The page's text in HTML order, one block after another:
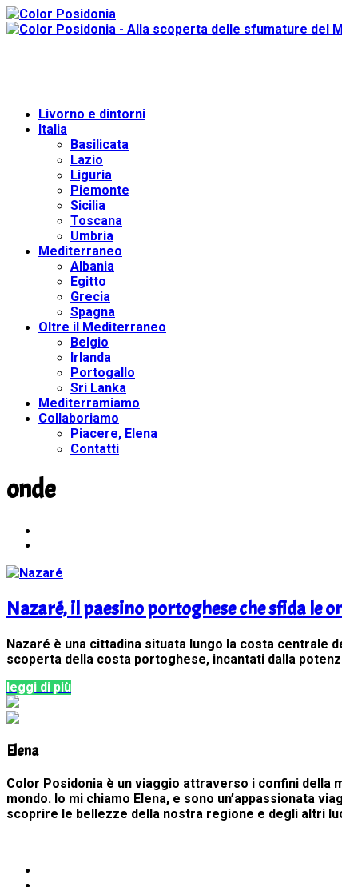
Livorno e dintorni
Italia
Basilicata
Lazio
Liguria
Piemonte
Sicilia
Toscana
Umbria
Mediterraneo
Albania
Egitto
Grecia
Spagna
Oltre il Mediterraneo
Belgio
Irlanda
Portogallo
Sri Lanka
Mediterramiamo
Collaboriamo
Piacere, Elena
Contatti
onde
Nazaré, il paesino portoghese che sfida le
Nazaré è una cittadina situata lungo la costa centrale
scoperta della costa portoghese, incantati dalla
leggi di più
Elena
Color Posidonia è un viaggio attraverso i confini della
mondo. Io mi chiamo Elena, e sono un’appassionata
scoprire le bellezze della nostra regione e degli altri